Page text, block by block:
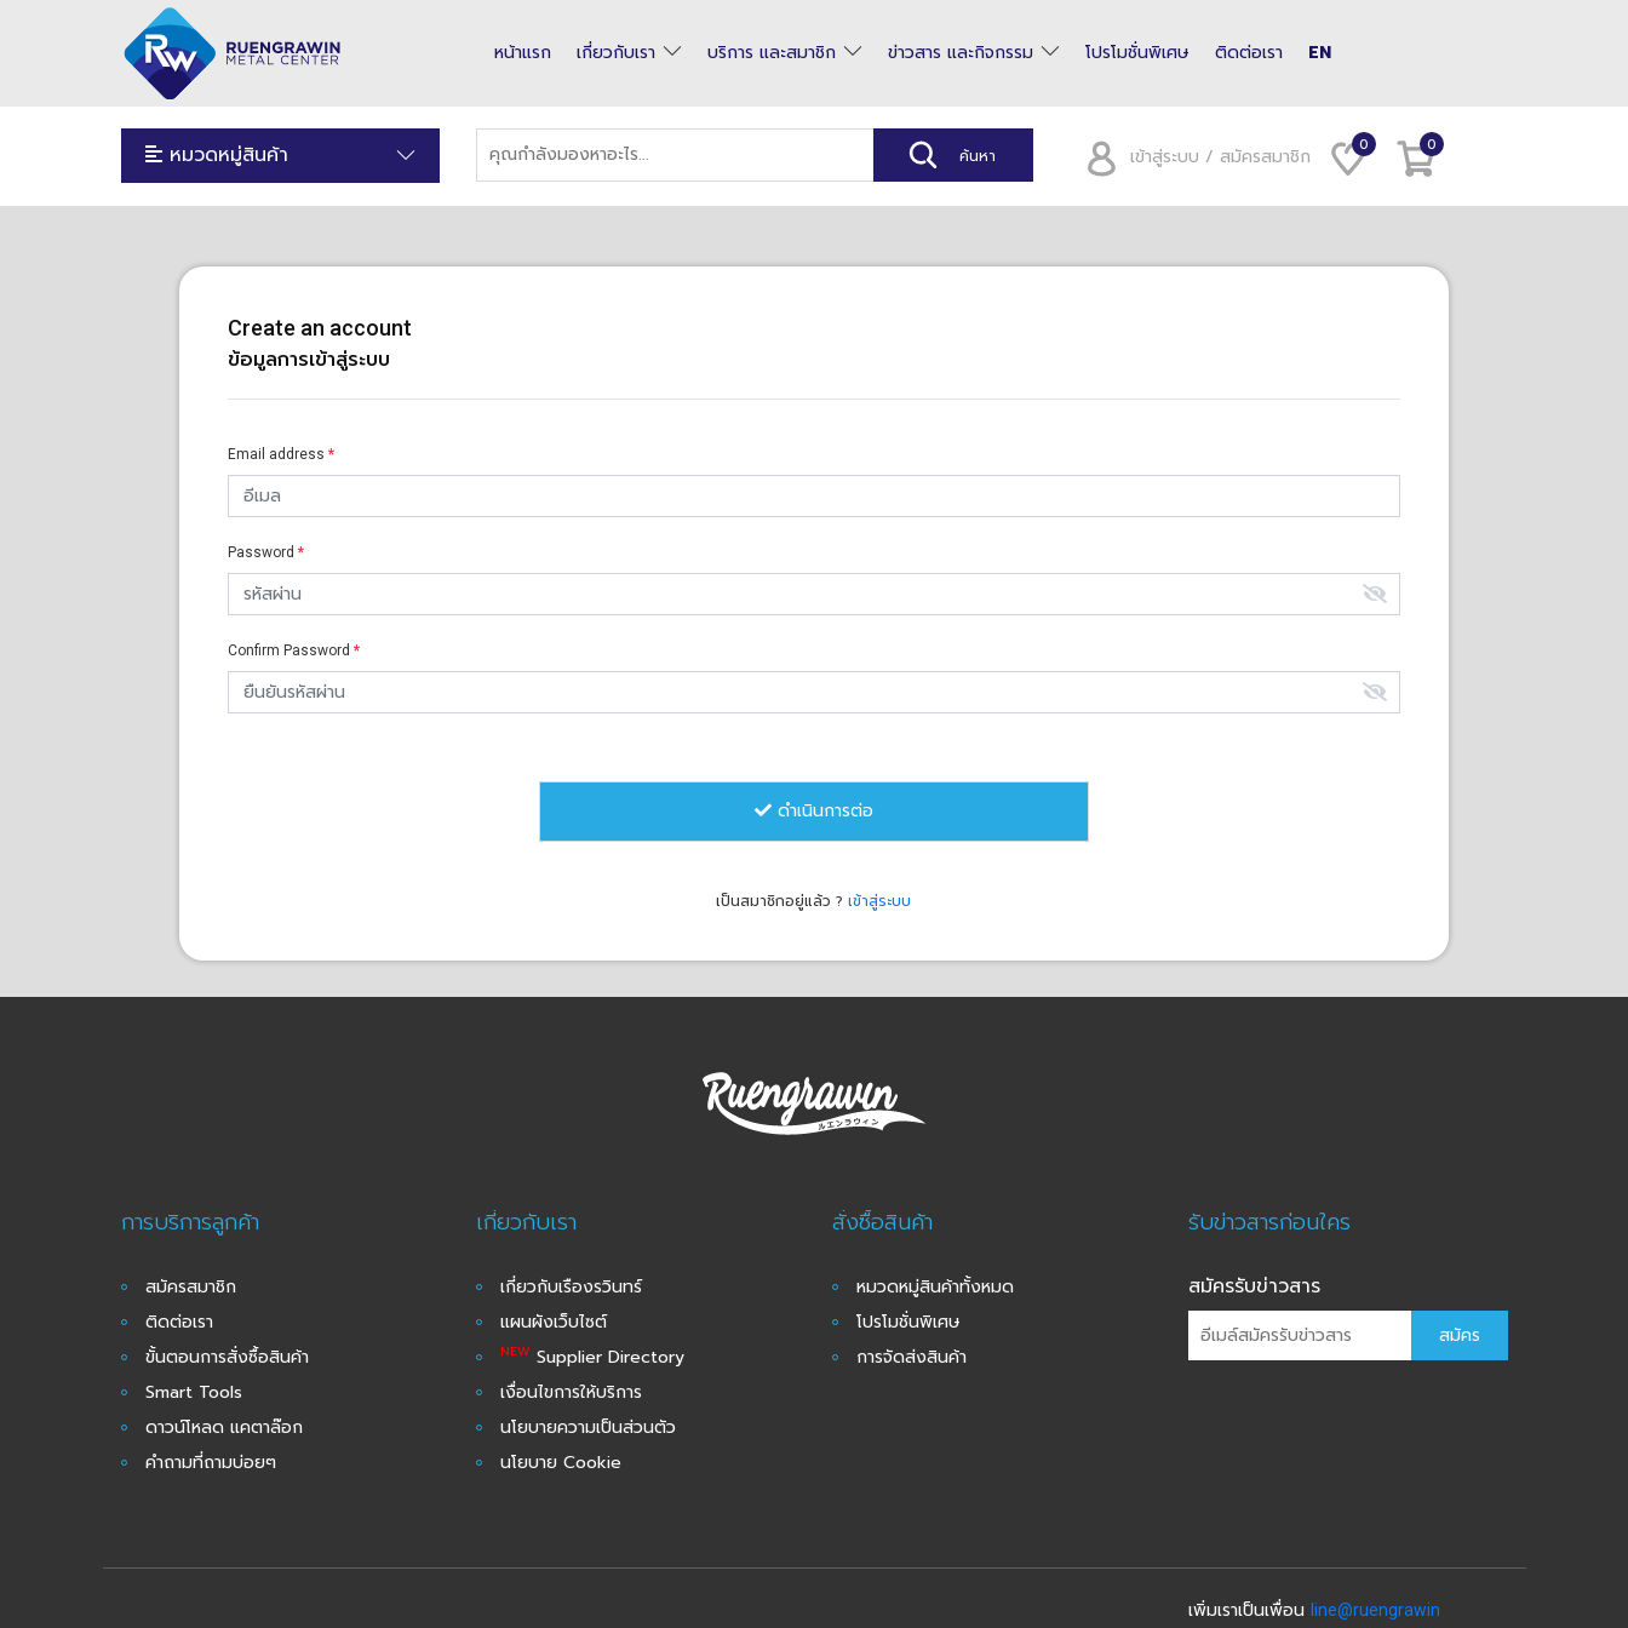
หน้าแรก เกี่ยวกับเรา บริการ และสมาชิก ข่าวสาร และกิจกรรม โปรโมชั่นพิเศษ ติดต่อเรา EN
หมวดหมู่สินค้า เข้าสู่ระบบ / สมัครสมาชิก
0 0
Create an account
ข้อมูลการเข้าสู่ระบบ
Email address*
Password*
Confirm Password*
ดำเนินการต่อ
เป็นสมาชิกอยู่แล้ว ?เข้าสู่ระบบ
การบริการลูกค้า
สมัครสมาชิก
ติดต่อเรา
ขั้นตอนการสั่งซื้อสินค้า
Smart Tools
ดาวน์โหลด แคตาล๊อก
คำถามที่ถามบ่อยๆ
เกี่ยวกับเรา
เกี่ยวกับเรืองรวินทร์
แผนผังเว็บไซต์
NEW Supplier Directory
เงื่อนไขการให้บริการ
นโยบายความเป็นส่วนตัว
นโยบาย Cookie
สั่งซื้อสินค้า
หมวดหมู่สินค้าทั้งหมด
โปรโมชั่นพิเศษ
การจัดส่งสินค้า
รับข่าวสารก่อนใคร
สมัครรับข่าวสาร
สมัคร
เพิ่มเราเป็นเพื่อน line@ruengrawin